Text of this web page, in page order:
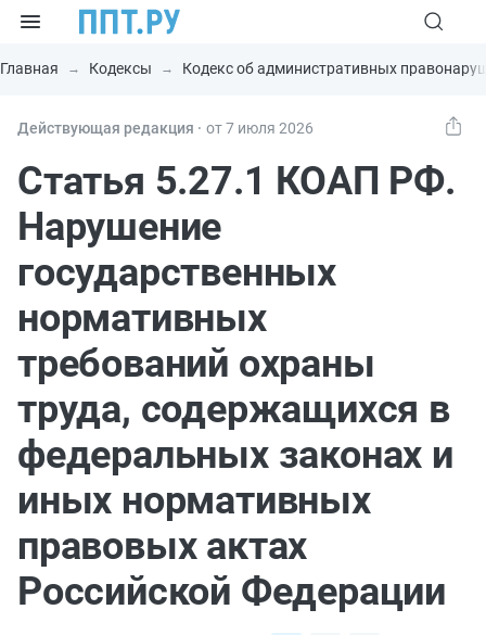
Главная Кодексы Кодекс об административных
Действующая редакция ⸱ от 7 июля 2026
Статья 5.27.1 КОАП РФ.
Нарушение
государственных
нормативных
требований охраны
труда, содержащихся в
федеральных законах и
иных нормативных
правовых актах
Российской Федерации